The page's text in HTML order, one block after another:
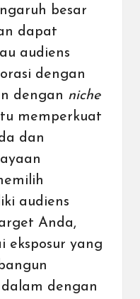
besar
dapat
audiens
dengan
dengan niche
memperkuat
dan
audiens
Anda,
eksposur yang
dengan